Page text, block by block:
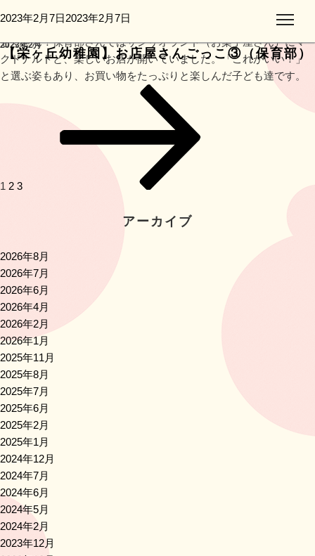
月:
2023年2月
投
日:
2023年2月7日2023年2月7日
【栄ヶ丘幼稚園】お店屋さんごっこ③（保育部）
ども達。お店屋さんごっこがスタートすると、欲しい商品へいち
もくさん！保育部さんではサンリオランド（お菓子屋さん）にマ
クドナルドと、楽しいお店が開いていました。「これがいい！」
と選ぶ姿もあり、お買い物をたっぷりと楽しんだ子ども達です。
シ
1 2
ー
3
の
アーカイブ
2026年8月
2026年7月
2026年6月
2026年4月
2026年2月
2026年1月
2025年11月
2025年8月
2025年7月
2025年6月
2025年2月
2025年1月
2024年12月
2024年7月
2024年6月
2024年5月
2024年2月
2023年12月